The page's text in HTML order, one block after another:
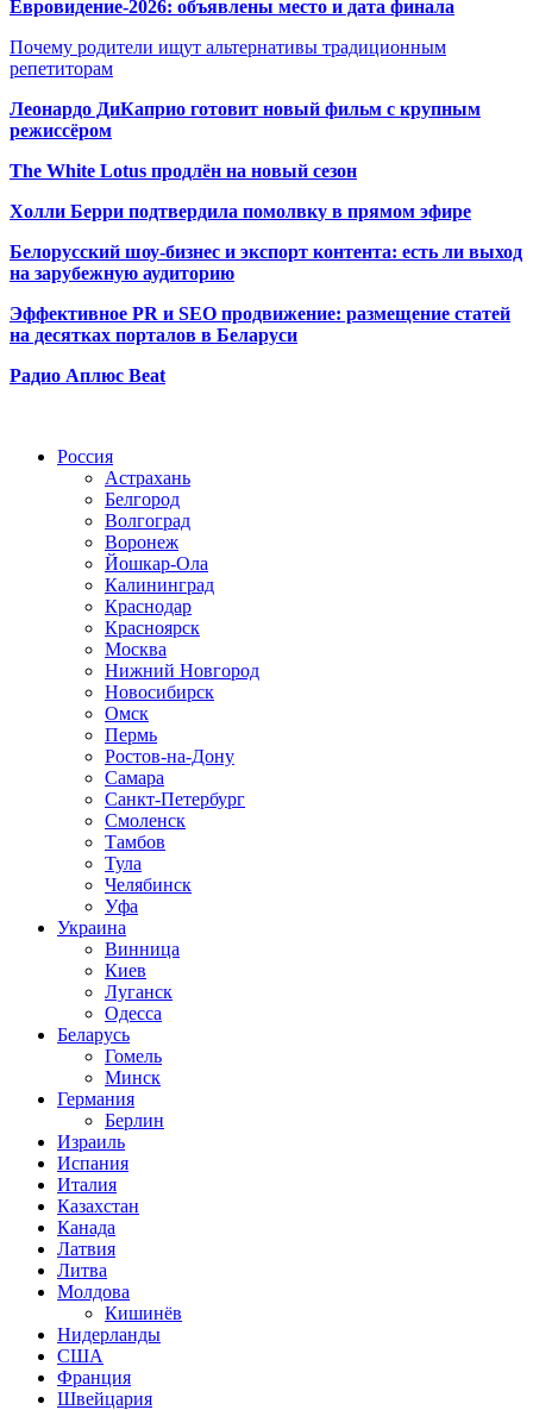
Евровидение-2026: объявлены место и дата финала
Почему родители ищут альтернативы традиционным
репетиторам
Леонардо ДиКаприо готовит новый фильм с крупным
режиссёром
The White Lotus продлён на новый сезон
Холли Берри подтвердила помолвку в прямом эфире
Белорусский шоу-бизнес и экспорт контента: есть ли выход
на зарубежную аудиторию
Эффективное PR и SEO продвижение: размещение статей
на десятках порталов в Беларуси
Радио Аплюс Beat
Россия
Астрахань
Белгород
Волгоград
Воронеж
Йошкар-Ола
Калининград
Краснодар
Красноярск
Москва
Нижний Новгород
Новосибирск
Омск
Пермь
Ростов-на-Дону
Самара
Санкт-Петербург
Смоленск
Тамбов
Тула
Челябинск
Уфа
Украина
Винница
Киев
Луганск
Одесса
Беларусь
Гомель
Минск
Германия
Берлин
Израиль
Испания
Италия
Казахстан
Канада
Латвия
Литва
Молдова
Кишинёв
Нидерланды
США
Франция
Швейцария